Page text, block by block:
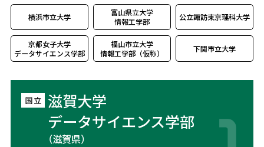
横浜市立大学
富山県立大学
情報工学部
公立諏訪東京理科大学
京都女子大学
データサイエンス学部
福山市立大学
情報工学部（仮称）
下関市立大学
滋賀大学
データサイエンス学部
（滋賀県）